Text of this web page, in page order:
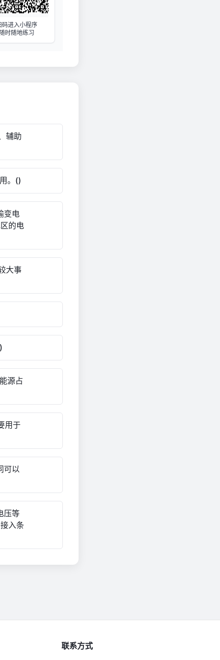
码进入小程序
时随地练习
辅助
。()
变电
的电
大事
源占
用于
可以
压等
入条
联系方式